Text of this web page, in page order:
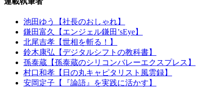
池田ゆう【社長のおしゃれ】
鎌田富久【エンジェル鎌田’sEye】
北尾吉孝【世相を斬る！】
鈴木康弘【デジタルシフトの教科書】
孫泰蔵【孫泰蔵のシリコンバレーエクスプレス】
村口和孝【日の丸キャピタリスト風雲録】
安岡定子【『論語』を実践に活かす】